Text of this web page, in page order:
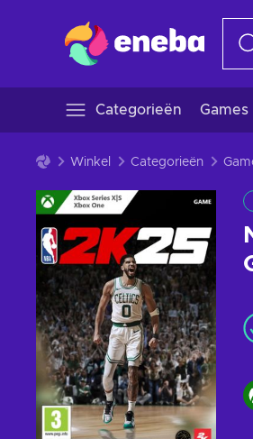
Categorieën Games
Winkel Categorieën